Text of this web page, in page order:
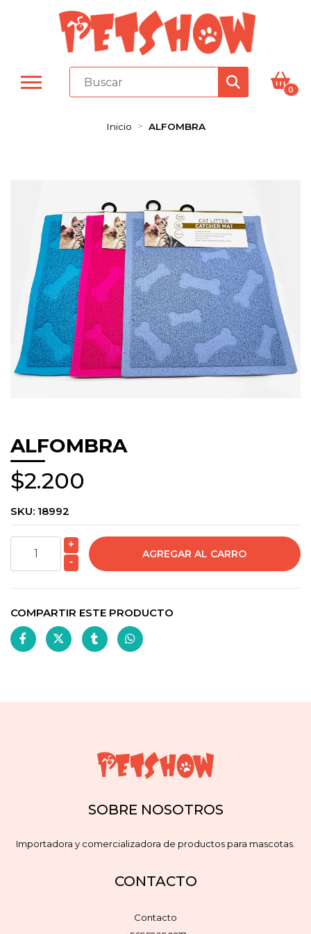
0
Inicio ALFOMBRA
ALFOMBRA
$2.200
SKU: 18992
+
-
COMPARTIR ESTE PRODUCTO
SOBRE NOSOTROS
Importadora y comercializadora de productos para mascotas.
CONTACTO
Contacto